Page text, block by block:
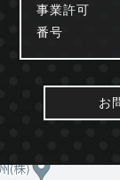
事業許可
番号
お